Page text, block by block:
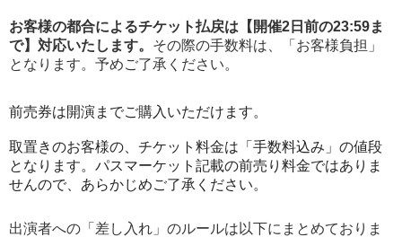
お客様の都合によるチケット払戻は【開催2日前の23:59ま
で】対応いたします。 その際の手数料は、「お客様負担」
となります。予めご了承ください。
前売券は開演までご購入いただけます。
取置きのお客様の、チケット料金は「手数料込み」の値段
となります。パスマーケット記載の前売り料金ではありま
せんので、あらかじめご了承ください。
出演者への「差し入れ」のルールは以下にまとめておりま